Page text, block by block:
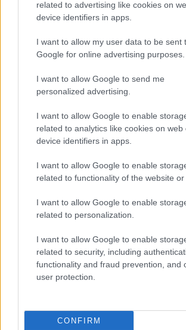
related to advertising like cookies on
device identifiers in apps.
I want to allow my user data to be sent
Google for online advertising purposes.
I want to allow Google to send me
personalized advertising.
I want to allow Google to enable
related to analytics like cookies on web
device identifiers in apps.
I want to allow Google to enable
related to functionality of the website or
I want to allow Google to enable
related to personalization.
I want to allow Google to enable
related to security, including
functionality and fraud prevention, and
user protection.
CONFIRM
criss criss si vlad criss vlad
muzica noiembrie 2013
Articol anterior
Lorina a lansat varianta
from home“